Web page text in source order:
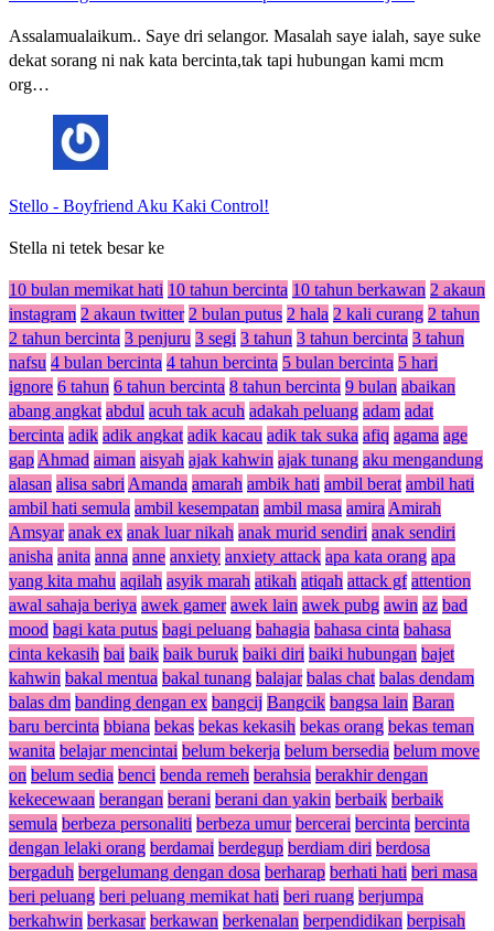
Assalamualaikum.. Saye dri selangor. Masalah saye ialah, saye suke
dekat sorang ni nak kata bercinta,tak tapi hubungan kami mcm
org…
Stello - Boyfriend Aku Kaki Control!
Stella ni tetek besar ke
10 bulan memikat hati 10 tahun bercinta 10 tahun berkawan 2 akaun
instagram 2 akaun twitter 2 bulan putus 2 hala 2 kali curang 2 tahun
2 tahun bercinta 3 penjuru 3 segi 3 tahun 3 tahun bercinta 3 tahun
nafsu 4 bulan bercinta 4 tahun bercinta 5 bulan bercinta 5 hari
ignore 6 tahun 6 tahun bercinta 8 tahun bercinta 9 bulan abaikan
abang angkat abdul acuh tak acuh adakah peluang adam adat
bercinta adik adik angkat adik kacau adik tak suka afiq agama age
gap Ahmad aiman aisyah ajak kahwin ajak tunang aku mengandung
alasan alisa sabri Amanda amarah ambik hati ambil berat ambil hati
ambil hati semula ambil kesempatan ambil masa amira Amirah
Amsyar anak ex anak luar nikah anak murid sendiri anak sendiri
anisha anita anna anne anxiety anxiety attack apa kata orang apa
yang kita mahu aqilah asyik marah atikah atiqah attack gf attention
awal sahaja beriya awek gamer awek lain awek pubg awin az bad
mood bagi kata putus bagi peluang bahagia bahasa cinta bahasa
cinta kekasih bai baik baik buruk baiki diri baiki hubungan bajet
kahwin bakal mentua bakal tunang balajar balas chat balas dendam
balas dm banding dengan ex bangcij Bangcik bangsa lain Baran
baru bercinta bbiana bekas bekas kekasih bekas orang bekas teman
wanita belajar mencintai belum bekerja belum bersedia belum move
on belum sedia benci benda remeh berahsia berakhir dengan
kekecewaan berangan berani berani dan yakin berbaik berbaik
semula berbeza personaliti berbeza umur bercerai bercinta bercinta
dengan lelaki orang berdamai berdegup berdiam diri berdosa
bergaduh bergelumang dengan dosa berharap berhati hati beri masa
beri peluang beri peluang memikat hati beri ruang berjumpa
berkahwin berkasar berkawan berkenalan berpendidikan berpisah